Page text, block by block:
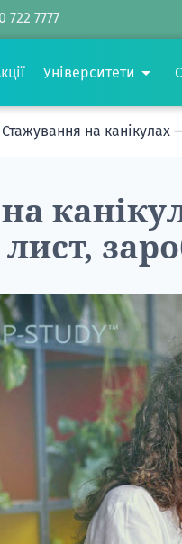
722 7777
Університети
Стажування на канікулах